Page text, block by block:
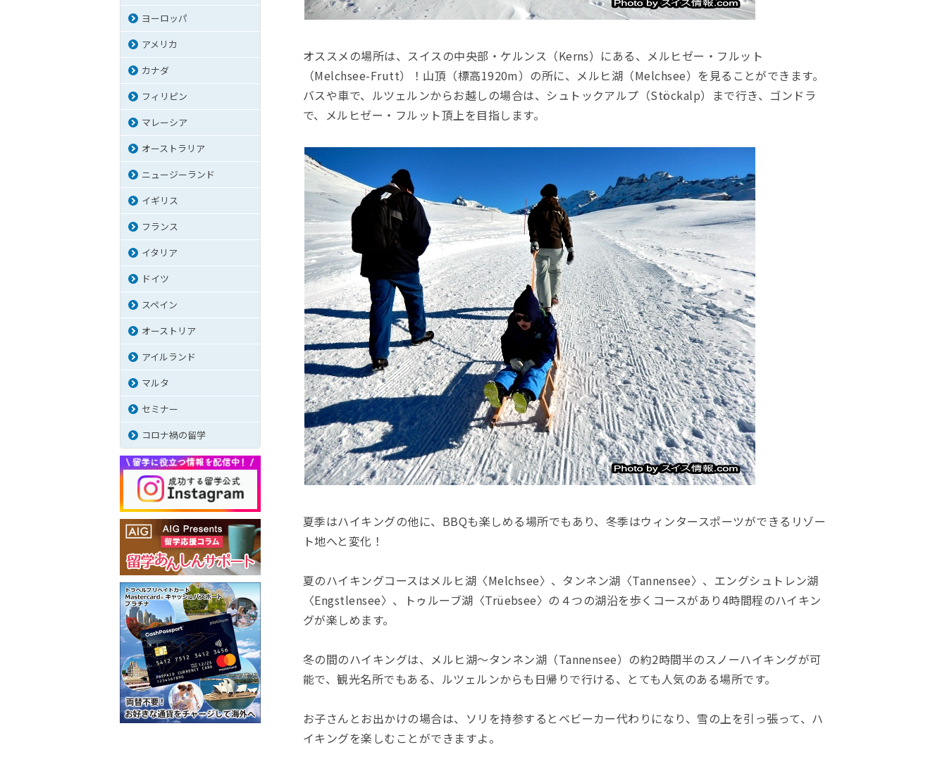
オススメの場所は、スイスの中央部・ケルンス（Kerns）にある、メルヒゼー・フルット
（Melchsee-Frutt）！山頂（標高1920m）の所に、メルヒ湖（Melchsee）を見ることができます。
バスや車で、ルツェルンからお越しの場合は、シュトックアルプ（Stöckalp）まで行き、ゴンドラ
で、メルヒゼー・フルット頂上を目指します。
夏季はハイキングの他に、BBQも楽しめる場所でもあり、冬季はウィンタースポーツができるリゾー
ト地へと変化！
夏のハイキングコースはメルヒ湖〈Melchsee〉、タンネン湖〈Tannensee〉、エングシュトレン湖
〈Engstlensee〉、トゥルーブ湖〈Trüebsee〉の４つの湖沿を歩くコースがあり4時間程のハイキン
グが楽しめます。
冬の間のハイキングは、メルヒ湖〜タンネン湖（Tannensee）の約2時間半のスノーハイキングが可
能で、観光名所でもある、ルツェルンからも日帰りで行ける、とても人気のある場所です。
お子さんとお出かけの場合は、ソリを持参するとベビーカー代わりになり、雪の上を引っ張って、ハ
イキングを楽しむことができますよ。
ヨーロッパ
アメリカ
カナダ
フィリピン
マレーシア
オーストラリア
ニュージーランド
イギリス
フランス
イタリア
ドイツ
スペイン
オーストリア
アイルランド
マルタ
セミナー
コロナ禍の留学